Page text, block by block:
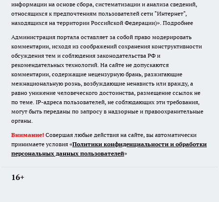
информации на основе сбора, систематизации и анализа сведений,
относящихся к предпочтениям пользователей сети "Интернет",
находящихся на территории Российской Федерации)». Подробнее
Администрация портала оставляет за собой право модерировать
комментарии, исходя из соображений сохранения конструктивности
обсуждения тем и соблюдения законодательства РФ и
рекомендательных технологий. На сайте не допускаются
комментарии, содержащие нецензурную брань, разжигающие
межнациональную рознь, возбуждающие ненависть или вражду, а
равно унижение человеческого достоинства, размещение ссылок не
по теме. IP-адреса пользователей, не соблюдающих эти требования,
могут быть переданы по запросу в надзорные и правоохранительные
органы.
Внимание! Совершая любые действия на сайте, вы автоматически
принимаете условия «Политики конфиденциальности и обработки
персональных данных пользователей»
16+